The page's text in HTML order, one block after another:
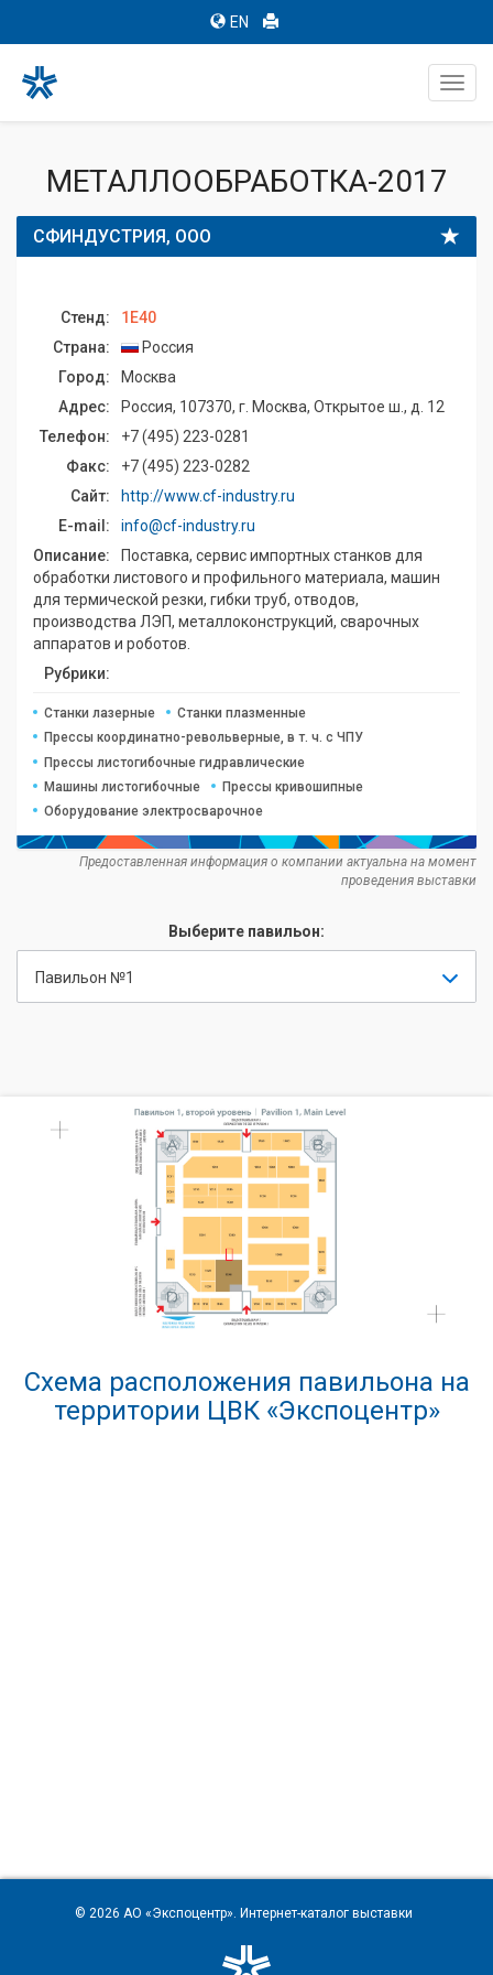
EN
МЕТАЛЛООБРАБОТКА-2017
СФИНДУСТРИЯ, ООО
Стенд:
1E40
Страна:
Россия
Город:
Москва
Адрес:
Россия, 107370, г. Москва, Открытое ш., д. 12
Телефон:
+7 (495) 223-0281
Факс:
+7 (495) 223-0282
Сайт:
http://www.cf-industry.ru
E-mail:
info@cf-industry.ru
Описание:
Поставка, сервис импортных станков для
обработки листового и профильного материала, машин
для термической резки, гибки труб, отводов,
производства ЛЭП, металлоконструкций, сварочных
аппаратов и роботов.
Рубрики:
Станки лазерные
Станки плазменные
Прессы координатно-револьверные, в т. ч. с ЧПУ
Прессы листогибочные гидравлические
Машины листогибочные
Прессы кривошипные
Оборудование электросварочное
Предоставленная информация о компании актуальна на момент
проведения выставки
Выберите павильон:
Павильон №1
Схема расположения павильона на
территории ЦВК «Экспоцентр»
© 2026 АО «Экспоцентр». Интернет-каталог выставки